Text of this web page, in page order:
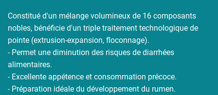
Constitué d'un mélange volumineux de 16 composants
nobles, bénéficie d'un triple traitement technologique de
pointe (extrusion-expansion, floconnage).
- Permet une diminution des risques de diarrhées
alimentaires.
- Excellente appétence et consommation précoce.
- Préparation idéale du développement du rumen.